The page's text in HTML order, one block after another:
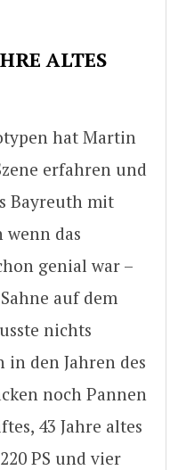
ALTES
hat Martin
erfahren und
Bayreuth mit
das
genial war –
auf dem
nichts
in den Jahren des
noch Pannen
43 Jahre altes
PS und vier